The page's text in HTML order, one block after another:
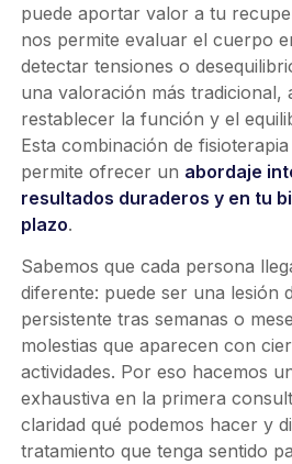
puede aportar valor a tu
nos permite evaluar el cuerpo
detectar tensiones o
una valoración más tradicional,
restablecer la función y el
Esta combinación de
permite ofrecer un abordaje
resultados duraderos y en tu
plazo.
Sabemos que cada persona
diferente: puede ser una lesión
persistente tras semanas o
molestias que aparecen con
actividades. Por eso hacemos
exhaustiva en la primera
claridad qué podemos hacer y
tratamiento que tenga sentido